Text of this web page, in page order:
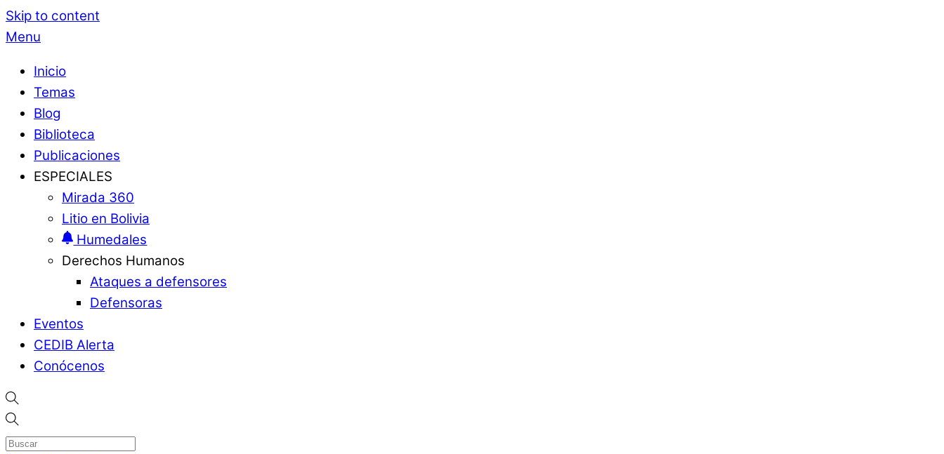
Skip to content
Menu
Inicio
Temas
Blog
Biblioteca
Publicaciones
ESPECIALES
Mirada 360
Litio en Bolivia
Humedales
Derechos Humanos
Ataques a defensores
Defensoras
Eventos
CEDIB Alerta
Conócenos